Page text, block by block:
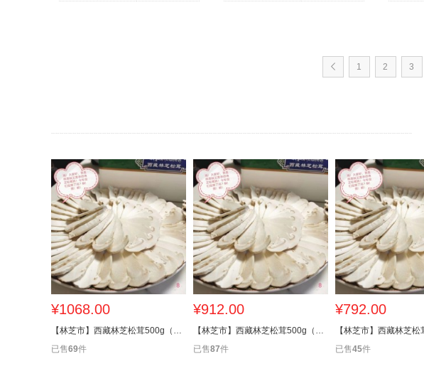
1 2 3
¥1068.00
【林芝市】西藏林芝松茸500g（12厘米以上）
已售69件
¥912.00
【林芝市】西藏林芝松茸500g（9厘米-12厘米）
已售87件
¥792.00
已售45件